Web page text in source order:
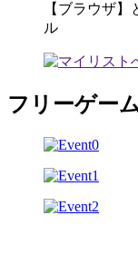
【ブラウザ
ル
フリーゲー